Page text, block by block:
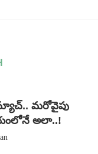
మరోవైపు
అలా..!